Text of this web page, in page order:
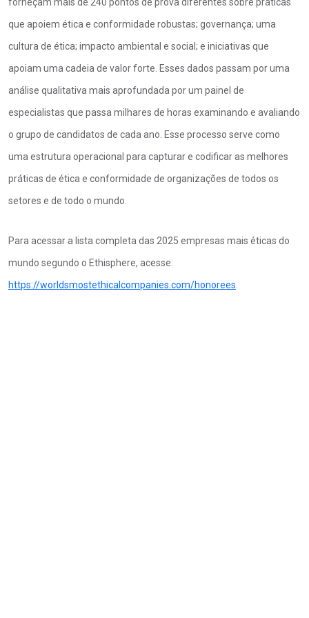
que apoiem ética e conformidade robustas; governança; uma
cultura de ética; impacto ambiental e social; e iniciativas que
apoiam uma cadeia de valor forte. Esses dados passam por uma
análise qualitativa mais aprofundada por um painel de
especialistas que passa milhares de horas examinando e avaliando
o grupo de candidatos de cada ano. Esse processo serve como
uma estrutura operacional para capturar e codificar as melhores
práticas de ética e conformidade de organizações de todos os
setores e de todo o mundo.
Para acessar a lista completa das 2025 empresas mais éticas do
mundo segundo o Ethisphere, acesse:
https://worldsmostethicalcompanies.com/honorees.